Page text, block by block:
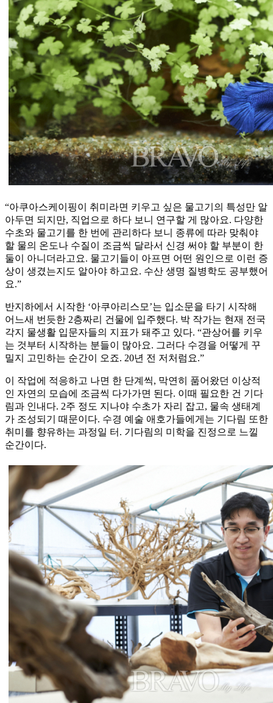
“아쿠아스케이핑이 취미라면 키우고 싶은 물고기의 특성만 알
아두면 되지만, 직업으로 하다 보니 연구할 게 많아요. 다양한
수초와 물고기를 한 번에 관리하다 보니 종류에 따라 맞춰야
할 물의 온도나 수질이 조금씩 달라서 신경 써야 할 부분이 한
둘이 아니더라고요. 물고기들이 아프면 어떤 원인으로 이런 증
상이 생겼는지도 알아야 하고요. 수산 생명 질병학도 공부했어
요.”
반지하에서 시작한 ‘아쿠아리스모’는 입소문을 타기 시작해
어느새 번듯한 2층짜리 건물에 입주했다. 박 작가는 현재 전국
각지 물생활 입문자들의 지표가 돼주고 있다. “관상어를 키우
는 것부터 시작하는 분들이 많아요. 그러다 수경을 어떻게 꾸
밀지 고민하는 순간이 오죠. 20년 전 저처럼요.”
이 작업에 적응하고 나면 한 단계씩, 막연히 품어왔던 이상적
인 자연의 모습에 조금씩 다가가면 된다. 이때 필요한 건 기다
림과 인내다. 2주 정도 지나야 수초가 자리 잡고, 물속 생태계
가 조성되기 때문이다. 수경 예술 애호가들에게는 기다림 또한
취미를 향유하는 과정일 터. 기다림의 미학을 진정으로 느낄
순간이다.